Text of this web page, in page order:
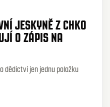
JESKYNĚ Z CHKO
O ZÁPIS NA
dědictví jen jednu položku